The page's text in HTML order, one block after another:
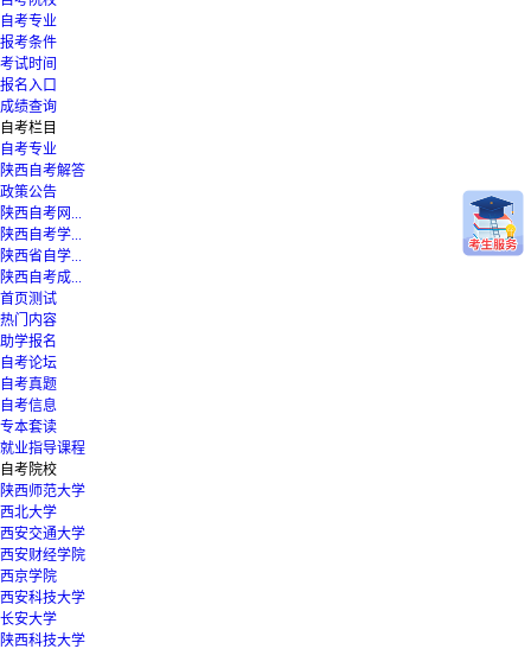
自考专业
报考条件
考试时间
报名入口
成绩查询
自考栏目
自考专业
陕西自考解答
政策公告
陕西自考网...
陕西自考学...
陕西省自学...
陕西自考成...
首页测试
热门内容
助学报名
自考论坛
自考真题
自考信息
专本套读
就业指导课程
自考院校
陕西师范大学
西北大学
西安交通大学
西安财经学院
西京学院
西安科技大学
长安大学
陕西科技大学